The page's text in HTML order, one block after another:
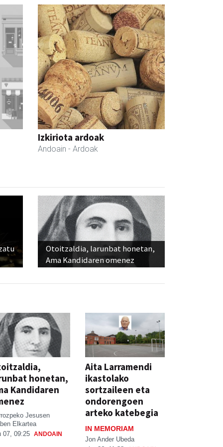
Izkiriota ardoak
Andoain - Ardoak
Otoitzaldia, larunbat honetan,
Ama Kandidaren omenez
honetan,
Kandidaren
Jesusen
Elkartea
07, 09:25 ANDOAIN
Aita Larramendi
ikastolako
sortzaileen eta
ondorengoen
arteko katebegia
IN MEMORIAM
Jon Ander Ubeda